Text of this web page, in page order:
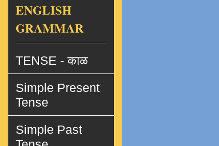
ENGLISH
GRAMMAR
TENSE - काळ
Simple Present
Tense
Simple Past